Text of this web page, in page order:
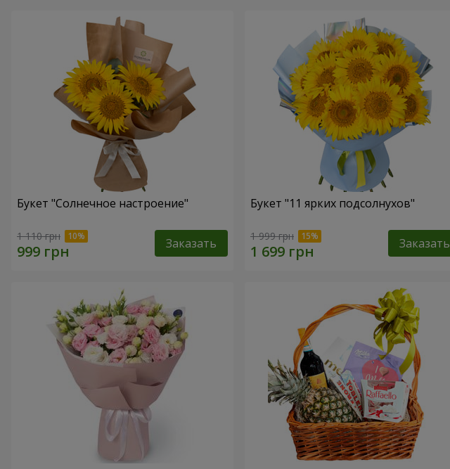
Букет "Солнечное настроение"
1 110 грн Заказать
Букет "11 ярких подсолнухов"
1 999 грн Заказать